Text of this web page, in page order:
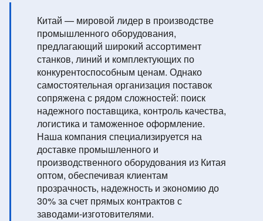
Китай — мировой лидер в производстве
промышленного оборудования,
предлагающий широкий ассортимент
станков, линий и комплектующих по
конкурентоспособным ценам. Однако
самостоятельная организация поставок
сопряжена с рядом сложностей: поиск
надежного поставщика, контроль качества,
логистика и таможенное оформление.
Наша компания специализируется на
доставке промышленного и
производственного оборудования из Китая
оптом, обеспечивая клиентам
прозрачность, надежность и экономию до
30% за счет прямых контрактов с
заводами-изготовителями.